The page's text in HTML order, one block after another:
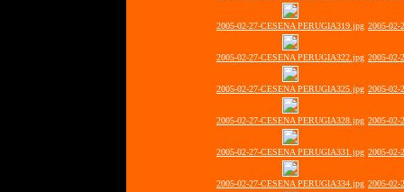
2005-02-27-CESENA PERUGIA319.jpg 2005-02-
2005-02-27-CESENA PERUGIA322.jpg 2005-02-
2005-02-27-CESENA PERUGIA325.jpg 2005-02-
2005-02-27-CESENA PERUGIA328.jpg 2005-02-
2005-02-27-CESENA PERUGIA331.jpg 2005-02-
2005-02-27-CESENA PERUGIA334.jpg 2005-02-